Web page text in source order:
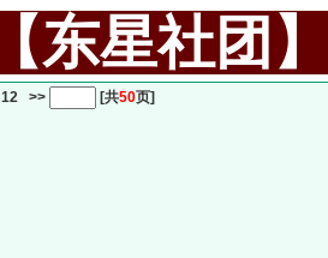
【东星社团
12 >> [共50页]